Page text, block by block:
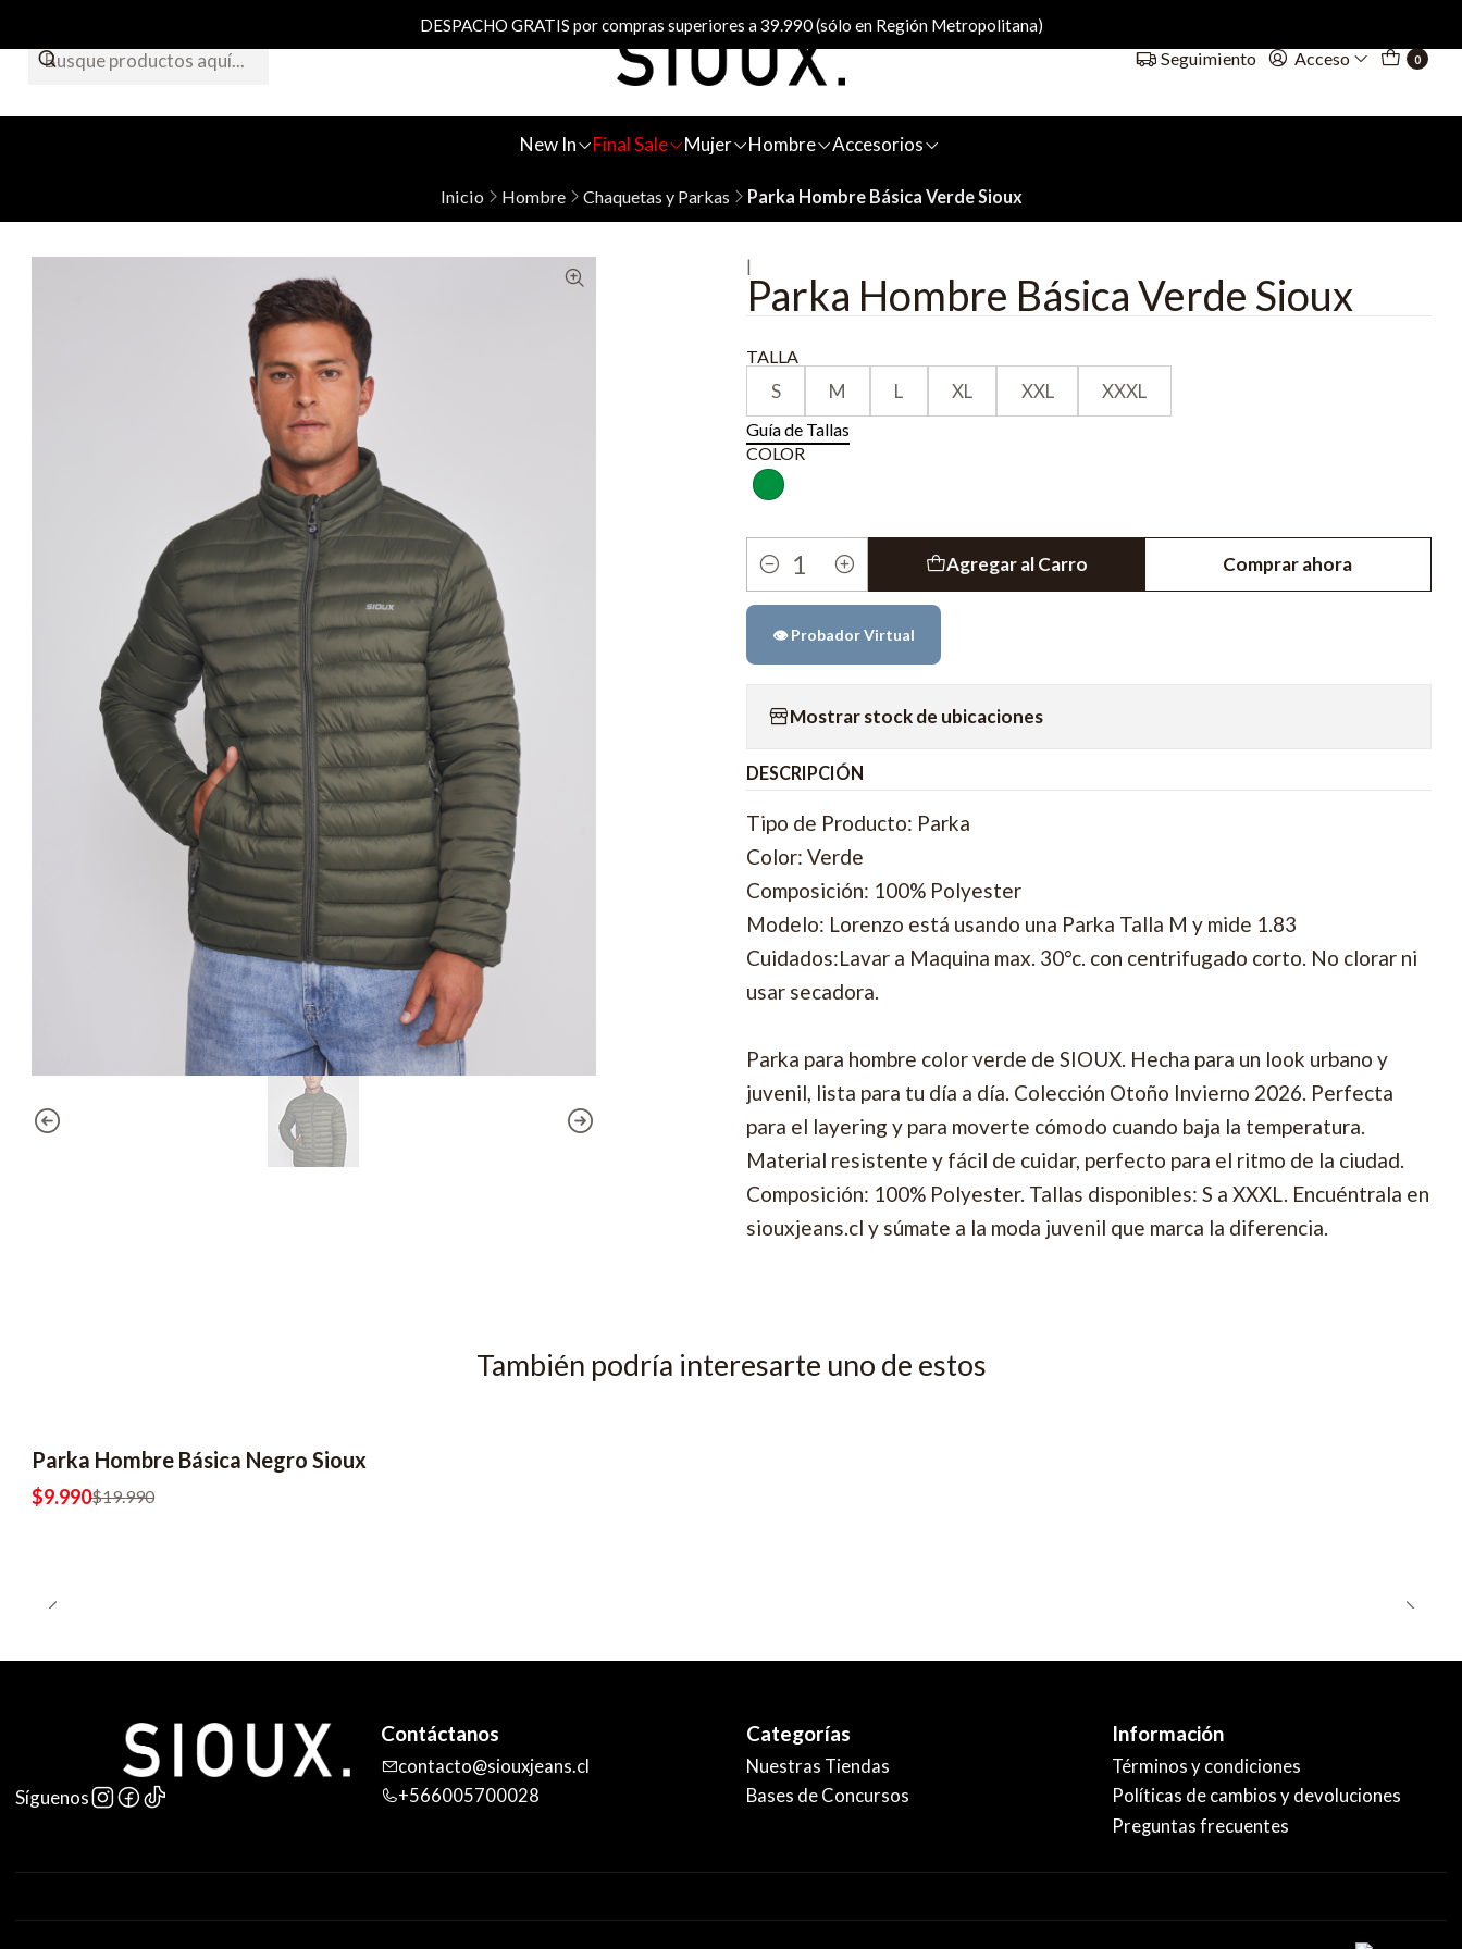
Seguimiento Acceso 0
New In Final Sale Mujer Hombre Accesorios
DESPACHO GRATIS por compras superiores a 39.990 (sólo en Región Metropolitana)
Inicio Hombre Chaquetas y Parkas Parka Hombre Básica Verde Sioux
|
Parka Hombre Básica Verde Sioux
TALLA
S M L XL XXL XXXL
Guía de Tallas
COLOR
Cantidad
Agregar al Carro Comprar ahora
👁️ Probador Virtual
Mostrar stock de ubicaciones
DESCRIPCIÓN
Tipo de Producto: Parka
Color: Verde
Composición: 100% Polyester
Modelo: Lorenzo está usando una Parka Talla M y mide 1.83
Cuidados:Lavar a Maquina max. 30°c. con centrifugado corto. No clorar ni
usar secadora.
Parka para hombre color verde de SIOUX. Hecha para un look urbano y
juvenil, lista para tu día a día. Colección Otoño Invierno 2026. Perfecta
para el layering y para moverte cómodo cuando baja la temperatura.
Material resistente y fácil de cuidar, perfecto para el ritmo de la ciudad.
Composición: 100% Polyester. Tallas disponibles: S a XXXL. Encuéntrala en
siouxjeans.cl y súmate a la moda juvenil que marca la diferencia.
También podría interesarte uno de estos
-50% OFF
Parka Hombre Básica Negro Sioux
$9.990$19.990
Síguenos
Contáctanos
contacto@siouxjeans.cl
+566005700028
Categorías
Nuestras Tiendas
Bases de Concursos
Información
Términos y condiciones
Políticas de cambios y devoluciones
Preguntas frecuentes